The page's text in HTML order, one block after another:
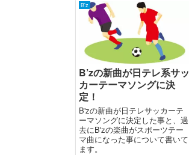
B'z
B’zの新曲が日テレ系サッ
カーテーマソングに決
定！
B'zの新曲が日テレサッカーテ
ーマソングに決定した事と、過
去にB'zの楽曲がスポーツテー
マ曲になった事について書いて
ます。